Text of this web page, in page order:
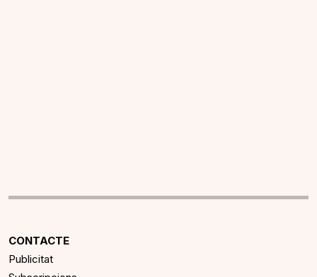
CONTACTE
Publicitat